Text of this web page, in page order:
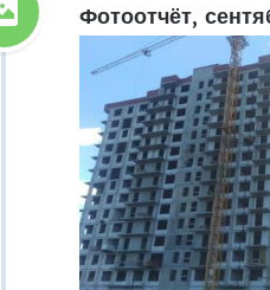
Фотоотчёт,